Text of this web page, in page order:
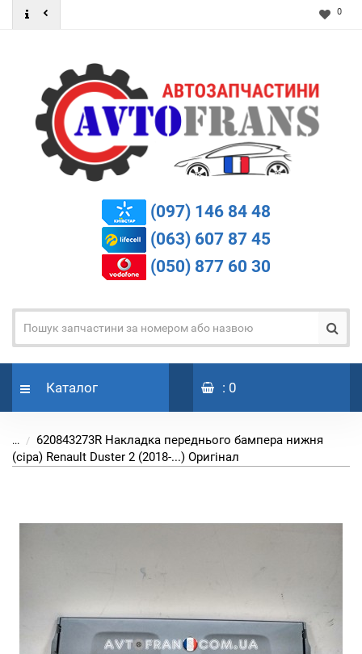
0
(097) 146 84 48
(063) 607 87 45
(050) 877 60 30
Каталог : 0
...
620843273R Накладка переднього бампера нижня
(сіра) Renault Duster 2 (2018-...) Оригінал